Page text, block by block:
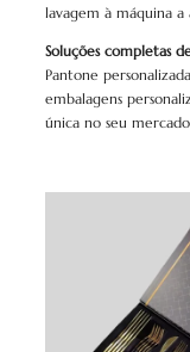
lavagem à máquina
Soluções completas
Pantone
embalagens
única no seu